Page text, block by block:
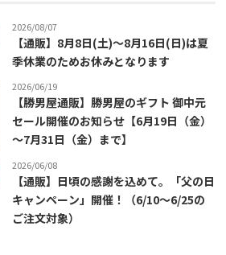
2026/08/07
【通販】8月8日(土)～8月16日(日)は夏
季休業のためお休みとなります
2026/06/19
【勝男屋通販】勝男屋のギフト 御中元
セール開催のお知らせ【6月19日（金）
～7月31日（金）まで】
2026/06/08
【通販】日頃の感謝を込めて。「父の日
キャンペーン」開催！（6/10～6/25の
ご注文対象）